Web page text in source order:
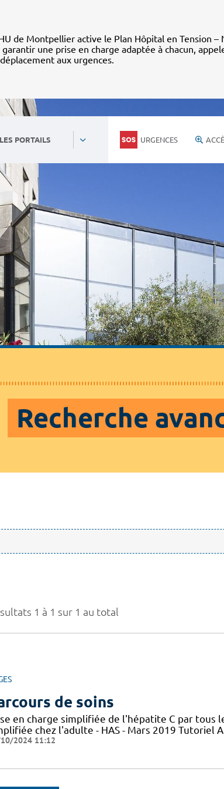
de Montpellier active le Plan Hôpital en Tension –
garantir une prise en charge adaptée à chacun,
aux urgences.
PORTAILS URGENCES
Recherche
1 à 1 sur 1 au total
de soins
en charge simplifiée de l'hépatite C par tous
chez l'adulte - HAS - Mars 2019 Tutoriel
2024 11:12